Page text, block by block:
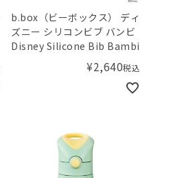
b.box（ビーボックス） ディ
ズニー シリコンビブ バンビ
Disney Silicone Bib Bambi
¥2,640税込